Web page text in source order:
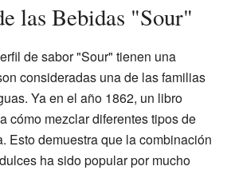
las Bebidas "Sour"
de sabor "Sour" tienen una
consideradas una de las familias
Ya en el año 1862, un libro
cómo mezclar diferentes tipos de
Esto demuestra que la combinación
ha sido popular por mucho